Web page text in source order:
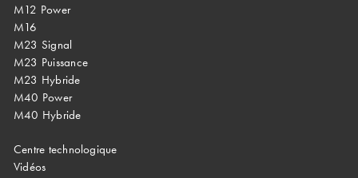
M12 Power
M16
M23 Signal
M23 Puissance
M23 Hybride
M40 Power
M40 Hybride
Centre technologique
Vidéos